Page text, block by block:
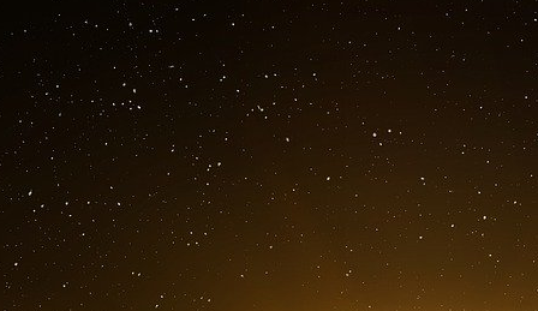
Ils réservent des escortes pour eux-
Le Wef commence lundi. Les services
cette semaine.